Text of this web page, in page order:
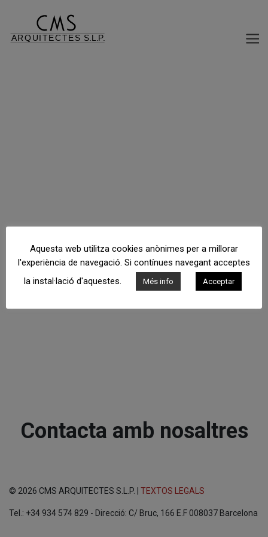
Contacta amb nosaltres
© 2026 CMS ARQUITECTES S.L.P. | TEXTOS LEGALS
Tel.: +34 934 574 829 - Direcció: C/ Bruc, 166 E.F 008037 Barcelona
Aquesta web utilitza cookies anònimes per a millorar
l'experiència de navegació. Si contínues navegant acceptes
la instal·lació d'aquestes.
Més info Acceptar